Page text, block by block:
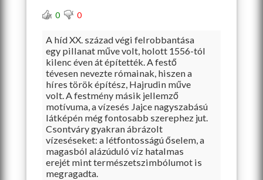
0 0
A híd XX. század végi felrobbantása
egy pillanat műve volt, holott 1556-tól
kilenc éven át építették. A festő
tévesen nevezte rómainak, hiszen a
híres török építész, Hajrudin műve
volt. A festmény másik jellemző
motívuma, a vízesés Jajce nagyszabású
látképén mégfontosabb szerephez jut.
Csontváry gyakran ábrázolt
vízeséseket: a létfontosságú őselem, a
magasból alázúduló víz hatalmas
erejét mint természetszimbólumot is
megragadta.